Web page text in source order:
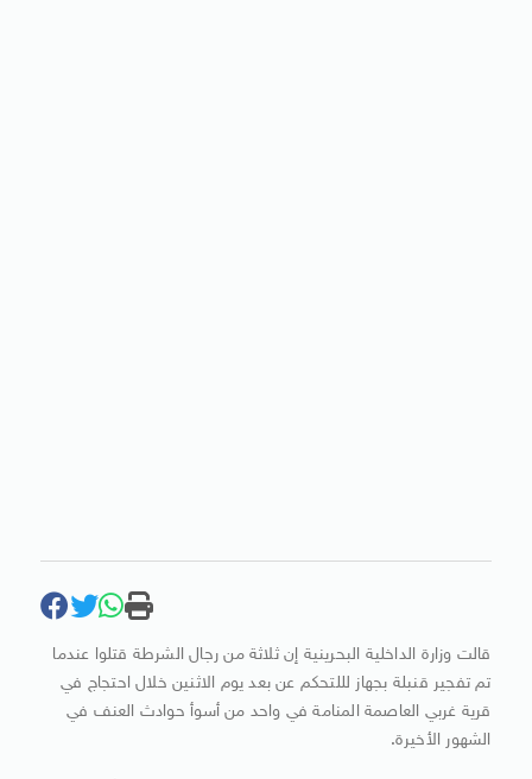
قالت وزارة الداخلية البحرينية إن ثلاثة من رجال الشرطة قتلوا عندما
تم تفجير قنبلة بجهاز لللتحكم عن بعد يوم الاثنين خلال احتجاج في
قرية غربي العاصمة المنامة في واحد من أسوأ حوادث العنف في
الشهور الأخيرة.